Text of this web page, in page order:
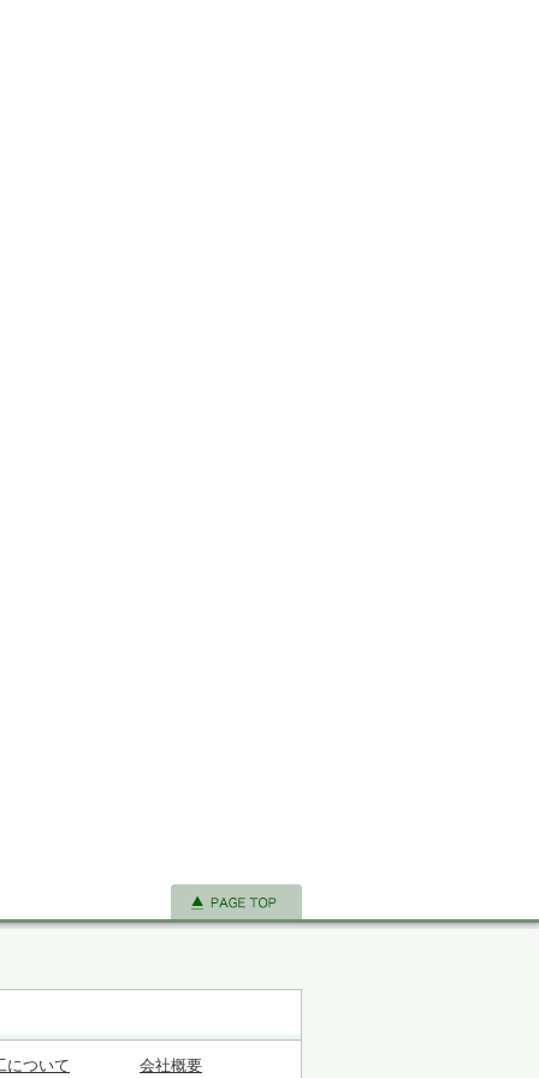
について 会社概要